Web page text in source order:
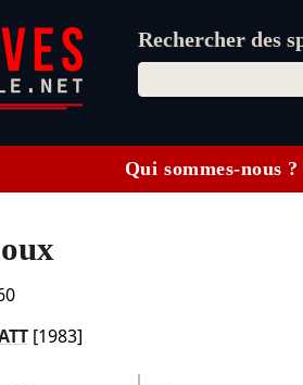
Rechercher des
Qui sommes-nous ?
[1983]